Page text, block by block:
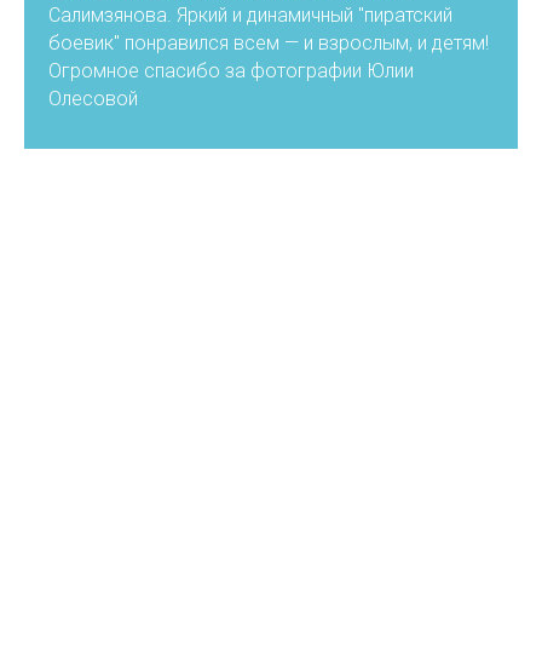
Салимзянова. Яркий и динамичный "пиратский
боевик" понравился всем — и взрослым, и детям!
Огромное спасибо за фотографии Юлии
Олесовой